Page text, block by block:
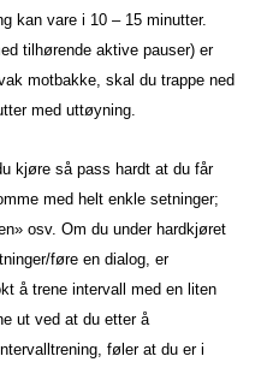
kan vare i 10 – 15 minutter.
tilhørende aktive pauser) er
motbakke, skal du trappe ned
med uttøyning.
kjøre så pass hardt at du får
med helt enkle setninger;
osv. Om du under hardkjøret
føre en dialog, er
å trene intervall med en liten
ut ved at du etter å
føler at du er i